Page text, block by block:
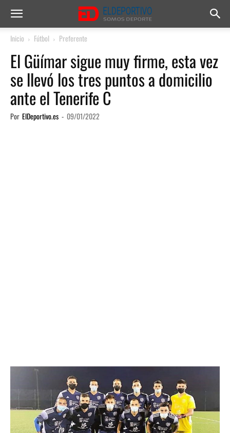
Inicio Fútbol Preferente
El Güímar sigue muy firme, esta vez
se llevó los tres puntos a domicilio
ante el Tenerife C
Por ElDeportivo.es - 09/01/2022